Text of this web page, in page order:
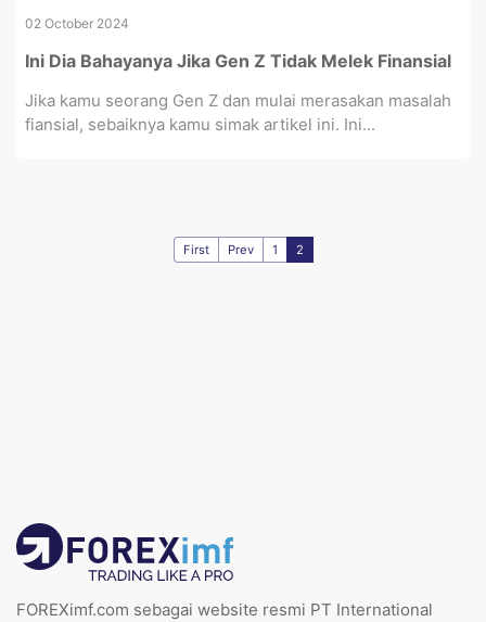
02 October 2024
Ini Dia Bahayanya Jika Gen Z Tidak Melek Finansial
Jika kamu seorang Gen Z dan mulai merasakan masalah
fiansial, sebaiknya kamu simak artikel ini. Ini...
First Prev 1 2
FOREXimf.com sebagai website resmi PT International